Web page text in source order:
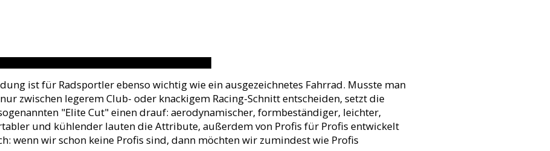
ist für Radsportler ebenso wichtig wie ein ausgezeichnetes Fahrrad. Musste man
zwischen legerem Club- oder knackigem Racing-Schnitt entscheiden, setzt die
"Elite Cut" einen drauf: aerodynamischer, formbeständiger, leichter,
und kühlender lauten die Attribute, außerdem von Profis für Profis entwickelt
wenn wir schon keine Profis sind, dann möchten wir zumindest wie Profis